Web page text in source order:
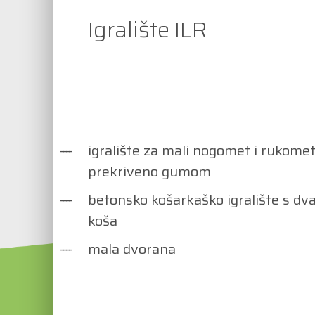
Igralište ILR
igralište za mali nogomet i rukomet
prekriveno gumom
betonsko košarkaško igralište s
koša
mala dvorana